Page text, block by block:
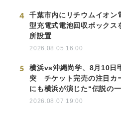
4
千葉市内にリチウムイオン
型充電式電池回収ボックス
所設置
2026.08.05 16:00
5
横浜vs沖縄尚学、8月10日
突 チケット完売の注目カ
にも横浜が演じた“伝説の
2026.08.07 19:00